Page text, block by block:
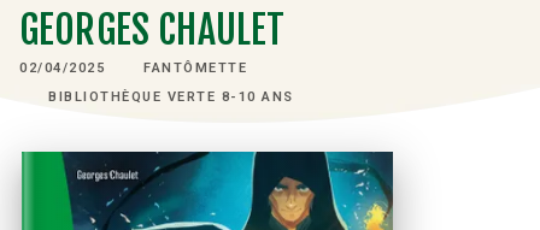
GEORGES CHAULET
02/04/2025
FANTÔMETTE
BIBLIOTHÈQUE VERTE 8-10 ANS